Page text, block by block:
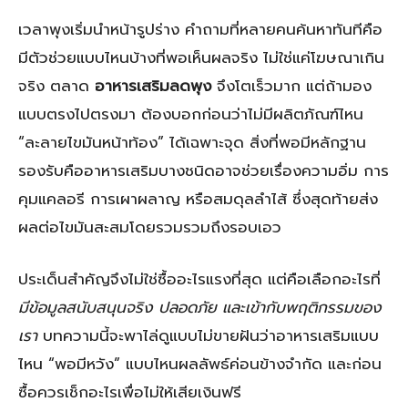
เวลาพุงเริ่มนำหน้ารูปร่าง คำถามที่หลายคนค้นหาทันทีคือ
มีตัวช่วยแบบไหนบ้างที่พอเห็นผลจริง ไม่ใช่แค่โฆษณาเกิน
จริง ตลาด อาหารเสริมลดพุงจึงโตเร็วมาก แต่ถ้ามอง
แบบตรงไปตรงมา ต้องบอกก่อนว่าไม่มีผลิตภัณฑ์ไหน
“ละลายไขมันหน้าท้อง” ได้เฉพาะจุด สิ่งที่พอมีหลักฐาน
รองรับคืออาหารเสริมบางชนิดอาจช่วยเรื่องความอิ่ม การ
คุมแคลอรี การเผาผลาญ หรือสมดุลลำไส้ ซึ่งสุดท้ายส่ง
ผลต่อไขมันสะสมโดยรวมรวมถึงรอบเอว
ประเด็นสำคัญจึงไม่ใช่ซื้ออะไรแรงที่สุด แต่คือเลือกอะไรที่
มีข้อมูลสนับสนุนจริง ปลอดภัย และเข้ากับพฤติกรรมของ
เราบทความนี้จะพาไล่ดูแบบไม่ขายฝันว่าอาหารเสริมแบบ
ไหน “พอมีหวัง” แบบไหนผลลัพธ์ค่อนข้างจำกัด และก่อน
ซื้อควรเช็กอะไรเพื่อไม่ให้เสียเงินฟรี